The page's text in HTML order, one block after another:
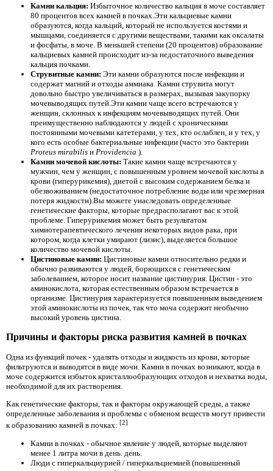
Камни кальция: Избыточное количество кальция в моче составляет
80 процентов всех камней в почках.Эти кальциевые камни
образуются, когда кальций, который не используется костями и
мышцами, соединяется с другими веществами, такими как оксалаты
и фосфаты, в моче. В меньшей степени (20 процентов) образование
кальциевых камней происходит из-за недостаточного выведения
кальция почками.
Струвитные камни: Эти камни образуются после инфекции и
содержат магний и отходы аммиака. Камни струвита могут
довольно быстро увеличиваться в размерах, вызывая закупорку
мочевыводящих путей.Эти камни чаще всего встречаются у
женщин, склонных к инфекциям мочевыводящих путей. Они
преимущественно наблюдаются у людей с хроническими
постоянными мочевыми катетерами, у тех, кто ослаблен, и у тех, у
кого есть особые бактериальные инфекции (часто это бактерии
Proteus mirabilis и Providencia ).
Камни мочевой кислоты: Такие камни чаще встречаются у
мужчин, чем у женщин, с повышенным уровнем мочевой кислоты в
крови (гиперурикемия), диетой с высоким содержанием белка и
обезвоживанием (недостаточное потребление воды или чрезмерная
потеря жидкости).Вы можете унаследовать определенные
генетические факторы, которые предрасполагают вас к этой
проблеме. Гиперурикемия может быть результатом
химиотерапевтического лечения некоторых видов рака, при
котором, когда клетки умирают (лизис), выделяется большое
количество мочевой кислоты.
Цистиновые камни: Цистиновые камни относительно редки и
обычно развиваются у людей, борющихся с генетическим
заболеванием, которое носит название цистинурия. Цистин - это
аминокислота, которая естественным образом встречается в
организме. Цистинурия характеризуется повышенным выведением
этой аминокислоты из почек, так что моча содержит необычно
высокий уровень цистина.
Причины и факторы риска развития камней в почках
Одна из функций почек - удалять отходы и жидкость из крови, которые
фильтруются и выводятся в виде мочи. Камни в почках возникают, когда в
моче содержится избыток кристаллообразующих отходов и нехватка воды,
необходимой для их растворения.
Как генетические факторы, так и факторы окружающей среды, а также
определенные заболевания и проблемы с обменом веществ могут привести
к образованию камней в почках: [2]
Камни в почках - обычное явление у людей, которые выделяют
менее 1 литра мочи в день. день.
Люди с гиперкальциурией / гиперкальциемией (повышенный